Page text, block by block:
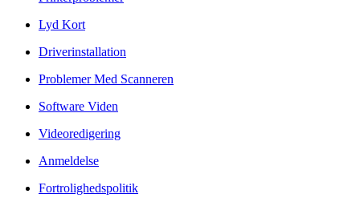
Lyd Kort
Driverinstallation
Problemer Med Scanneren
Software Viden
Videoredigering
Anmeldelse
Fortrolighedspolitik